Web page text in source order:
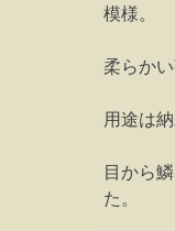
模様。
柔らか
用途は
目から
た。